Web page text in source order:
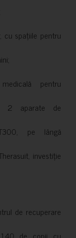
cu spațiile pentru
pentru
2 aparate de
pe lângă
investiție
de recuperare
de copii cu